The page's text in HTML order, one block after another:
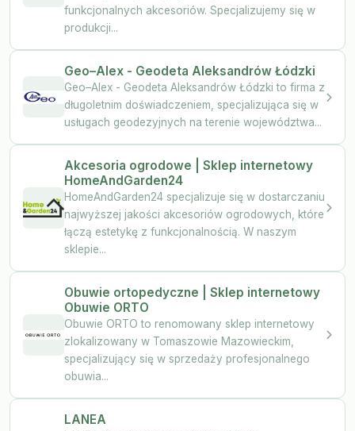
funkcjonalnych akcesoriów. Specjalizujemy się w
produkcji...
Geo–Alex - Geodeta Aleksandrów Łódzki
Geo–Alex - Geodeta Aleksandrów Łódzki to firma z
długoletnim doświadczeniem, specjalizująca się w
usługach geodezyjnych na terenie województwa...
Akcesoria ogrodowe | Sklep internetowy
HomeAndGarden24
HomeAndGarden24 specjalizuje się w dostarczaniu
najwyższej jakości akcesoriów ogrodowych, które
łączą estetykę z funkcjonalnością. W naszym
sklepie...
Obuwie ortopedyczne | Sklep internetowy
Obuwie ORTO
Obuwie ORTO to renomowany sklep internetowy
zlokalizowany w Tomaszowie Mazowieckim,
specjalizujący się w sprzedaży profesjonalnego
obuwia...
LANEA